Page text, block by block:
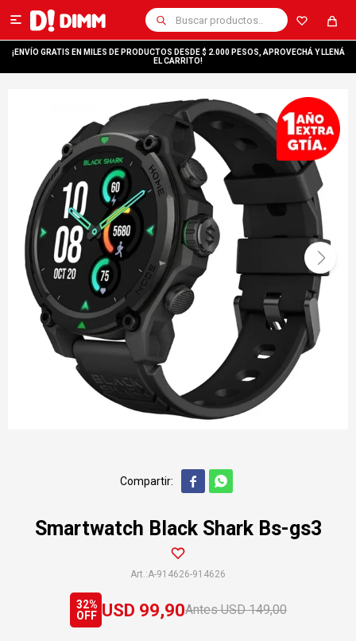

¡ENVÍO GRATIS EN MILES DE PRODUCTOS DESDE $ 2.000 PESOS, APROVECHÁ Y LLENÁ
EL CARRITO!
 
Smartwatch Black Shark Bs-gs3
A-914626-914626
USD 99,90 USD 149,00
32